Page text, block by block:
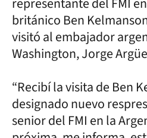
británico Ben
visitó al embajador
Washington, Jorge
“Recibí la visita de Ben
designado nuevo
senior del FMI en la